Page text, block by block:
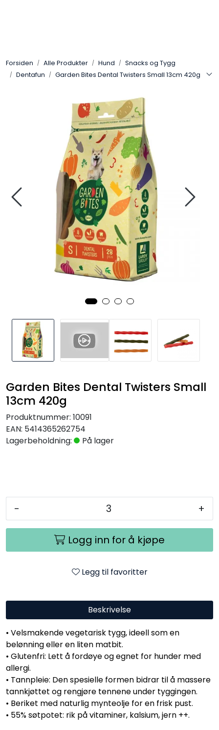
Forsiden Alle Produkter Hund
Snacks og Tygg
Dentafun
Garden Bites Dental Twisters Small 13cm 420g
Garden Bites Dental Twisters Small
13cm 420g
Produktnummer: 10091
EAN: 5414365262754
Lagerbeholdning:
På lager
- +
Logg inn for å kjøpe
Legg til favoritter
Beskrivelse
• Velsmakende vegetarisk tygg, ideell som en
belønning eller en liten matbit.
• Glutenfri: Lett å fordøye og egnet for hunder med
allergi.
• Tannpleie: Den spesielle formen bidrar til å massere
tannkjøttet og rengjøre tennene under tyggingen.
• Beriket med naturlig mynteolje for en frisk pust.
• 55% søtpotet: rik på vitaminer, kalsium, jern ++.
Leverandører
Forhandlersøk